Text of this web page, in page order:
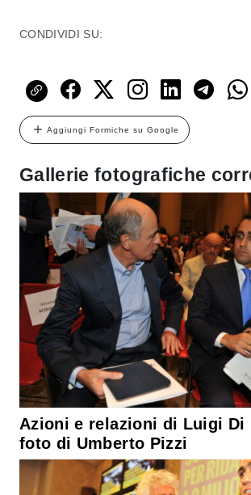
CONDIVIDI SU:
Aggiungi Formiche su Google
Gallerie fotografiche
Azioni e relazioni di Luigi Di
foto di Umberto Pizzi